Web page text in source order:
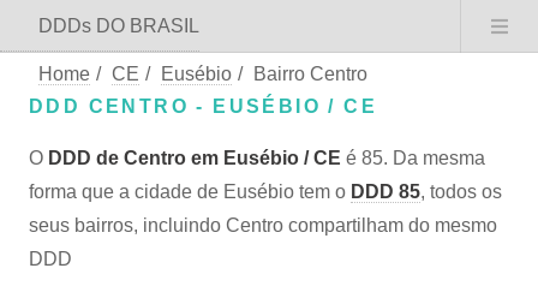
DDDs DO BRASIL
Home / CE / Eusébio /
Bairro Centro
DDD CENTRO - EUSÉBIO / CE
O DDD de Centro em Eusébio / CE é 85. Da mesma
forma que a cidade de Eusébio tem o DDD 85, todos os
seus bairros, incluindo Centro compartilham do mesmo
DDD